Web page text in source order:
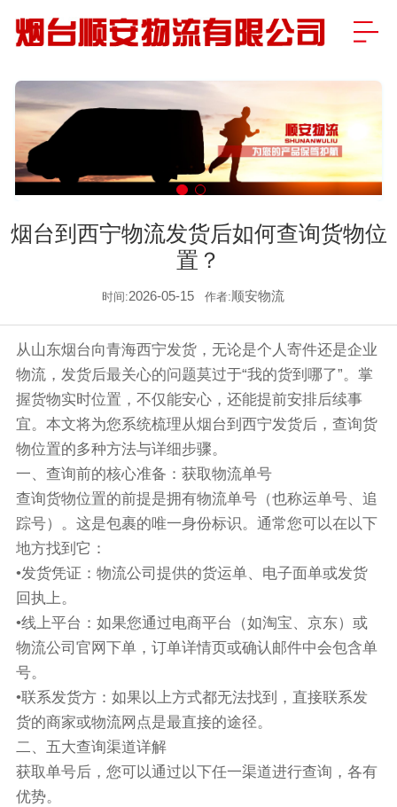
烟台到西宁物流发货后如何查询货物位
置？
时间:2026-05-15 作者:顺安物流
从山东烟台向青海西宁发货，无论是个人寄件还是企业
物流，发货后最关心的问题莫过于“我的货到哪了”。掌
握货物实时位置，不仅能安心，还能提前安排后续事
宜。本文将为您系统梳理从烟台到西宁发货后，查询货
物位置的多种方法与详细步骤。
一、查询前的核心准备：获取物流单号
查询货物位置的前提是拥有物流单号（也称运单号、追
踪号）。这是包裹的唯一身份标识。通常您可以在以下
地方找到它：
•发货凭证：物流公司提供的货运单、电子面单或发货
回执上。
•线上平台：如果您通过电商平台（如淘宝、京东）或
物流公司官网下单，订单详情页或确认邮件中会包含单
号。
•联系发货方：如果以上方式都无法找到，直接联系发
货的商家或物流网点是最直接的途径。
二、五大查询渠道详解
获取单号后，您可以通过以下任一渠道进行查询，各有
优势。